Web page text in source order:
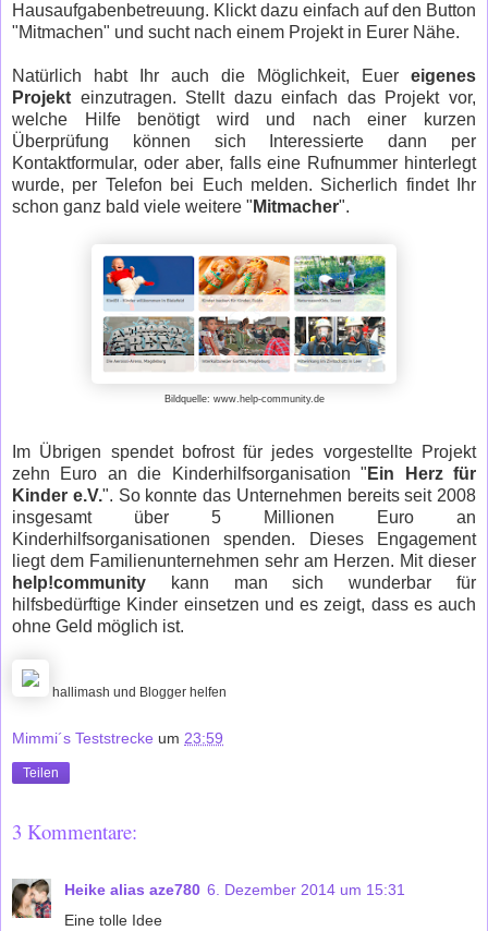
Hausaufgabenbetreuung. Klickt dazu einfach auf den Button
"Mitmachen" und sucht nach einem Projekt in Eurer Nähe.
Natürlich habt Ihr auch die Möglichkeit, Euer eigenes
Projekt einzutragen. Stellt dazu einfach das Projekt vor,
welche Hilfe benötigt wird und nach einer kurzen
Überprüfung können sich Interessierte dann per
Kontaktformular, oder aber, falls eine Rufnummer hinterlegt
wurde, per Telefon bei Euch melden. Sicherlich findet Ihr
schon ganz bald viele weitere " Mitmacher".
Bildquelle: www.help-community.de
Im Übrigen spendet bofrost für jedes vorgestellte Projekt
zehn Euro an die Kinderhilfsorganisation " Ein Herz für
Kinder e.V.". So konnte das Unternehmen bereits seit 2008
insgesamt über 5 Millionen Euro an
Kinderhilfsorganisationen spenden. Dieses Engagement
liegt dem Familienunternehmen sehr am Herzen. Mit dieser
help!community kann man sich wunderbar für
hilfsbedürftige Kinder einsetzen und es zeigt, dass es auch
ohne Geld möglich ist.
hallimash und Blogger helfen
Mimmi´s Teststrecke um 23:59
Teilen
3 Kommentare:
Heike alias aze780 6. Dezember 2014 um 15:31
Eine tolle Idee